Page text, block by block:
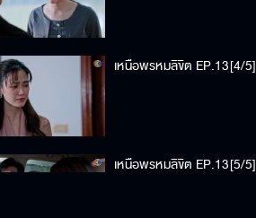
เหนือพรหมลิขิต EP.13[4/5]
เหนือพรหมลิขิต EP.13[5/5]